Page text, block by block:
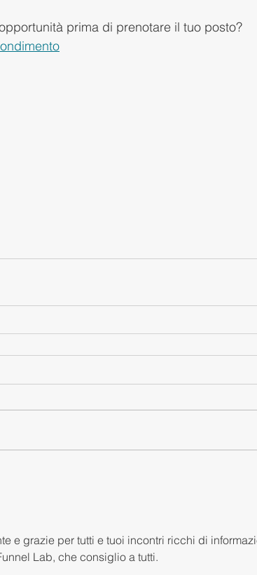
prima di prenotare il tuo posto?
e grazie per tutti e tuoi incontri ricchi di
Lab, che consiglio a tutti.